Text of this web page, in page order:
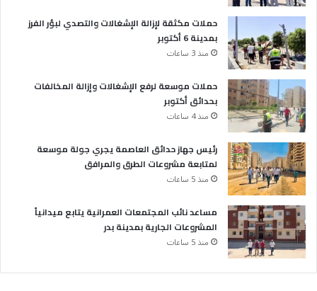
حملات مكثقة لإزالة الإشغالات والتصدي لبؤر الفرز
بمدينة 6 أكتوبر
منذ 3 ساعات
حملات موسعة لرفع الإشغالات وإزالة المخالفات
بحدائق أكتوبر
منذ 4 ساعات
رئيس جهاز حدائق العاصمة يجري جولة موسعة
لمتابعة مشروعات الطرق والمرافق
منذ 5 ساعات
مساعد نائب المجتمعات العمرانية يتابع ميدانياً
المشروعات الجارية بمدينة بدر
منذ 5 ساعات